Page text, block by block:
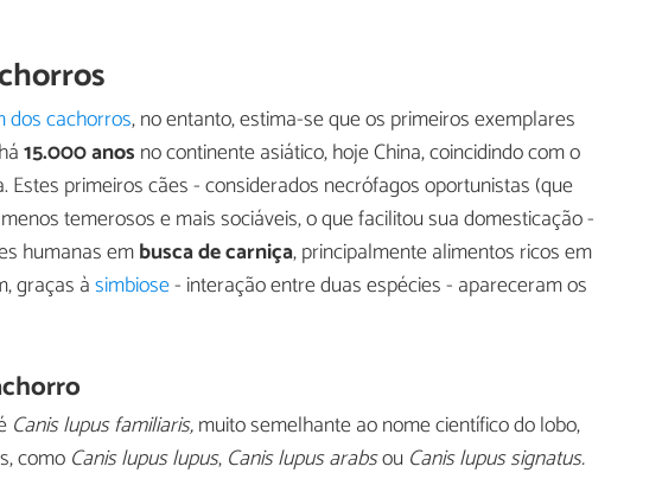
dos cachorros, no entanto, estima-se que os primeiros exemplares
15.000 anos no continente asiático, hoje China, coincidindo com o
primeiros cães - considerados necrófagos oportunistas (que
temerosos e mais sociáveis, o que facilitou sua domesticação -
humanas embusca de carniça, principalmente alimentos ricos em
graças àsimbiose- interação entre duas espécies - apareceram os
Canis lupus familiaris,muito semelhante ao nome científico do lobo,
como Canis lupus lupus, Canis lupus arabsou Canis lupus signatus.